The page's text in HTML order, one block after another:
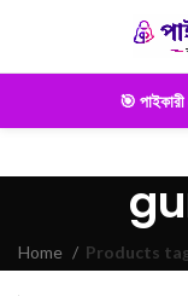
🎯 পাইকারী
Home Products